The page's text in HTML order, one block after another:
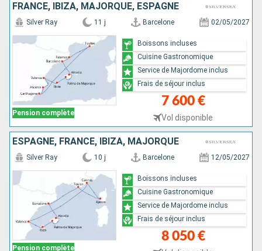
FRANCE, IBIZA, MAJORQUE, ESPAGNE
Pension complète
Silver Ray 11 j Barcelone 02/05/2027
7 600 €
Vol disponible
Boissons incluses
Cuisine Gastronomique
Service de Majordome inclus
Frais de séjour inclus
ESPAGNE, FRANCE, IBIZA, MAJORQUE
Pension complète
Silver Ray 10 j Barcelone 12/05/2027
8 050 €
Boissons incluses
Cuisine Gastronomique
Service de Majordome inclus
Frais de séjour inclus